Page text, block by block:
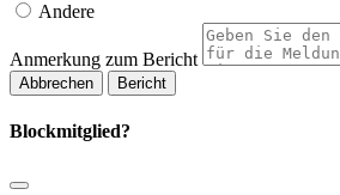
Andere
Anmerkung zum Bericht
Bericht
Blockmitglied?